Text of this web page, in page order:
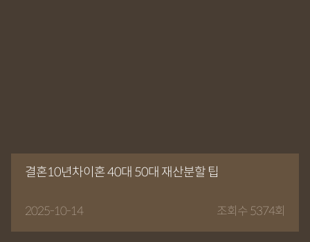
결혼10년차이혼 40대 50대 재산분할 팁
2025-10-14 조회수 5374회